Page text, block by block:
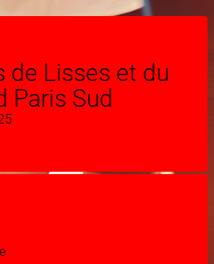
de Lisses et du
Paris Sud